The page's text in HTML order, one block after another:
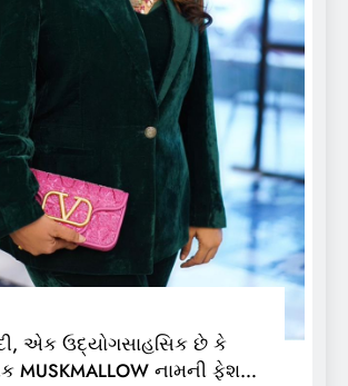
એક ઉદ્યોગસાહસિક છે કે
નામની ફેશન